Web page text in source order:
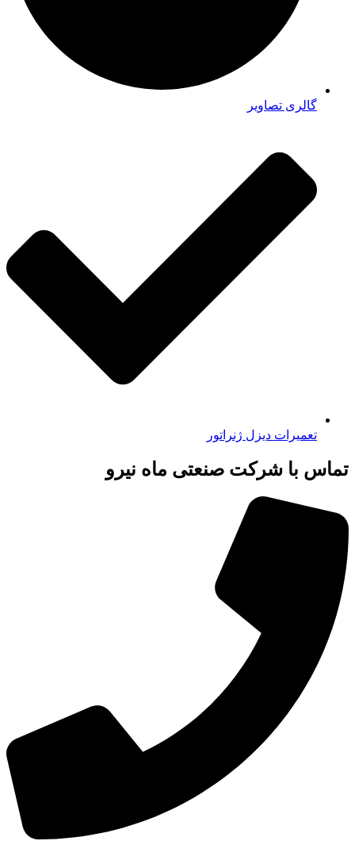
گالری تصاویر
تعمیرات دیزل ژنراتور
تماس با شرکت صنعتی ماه نیرو